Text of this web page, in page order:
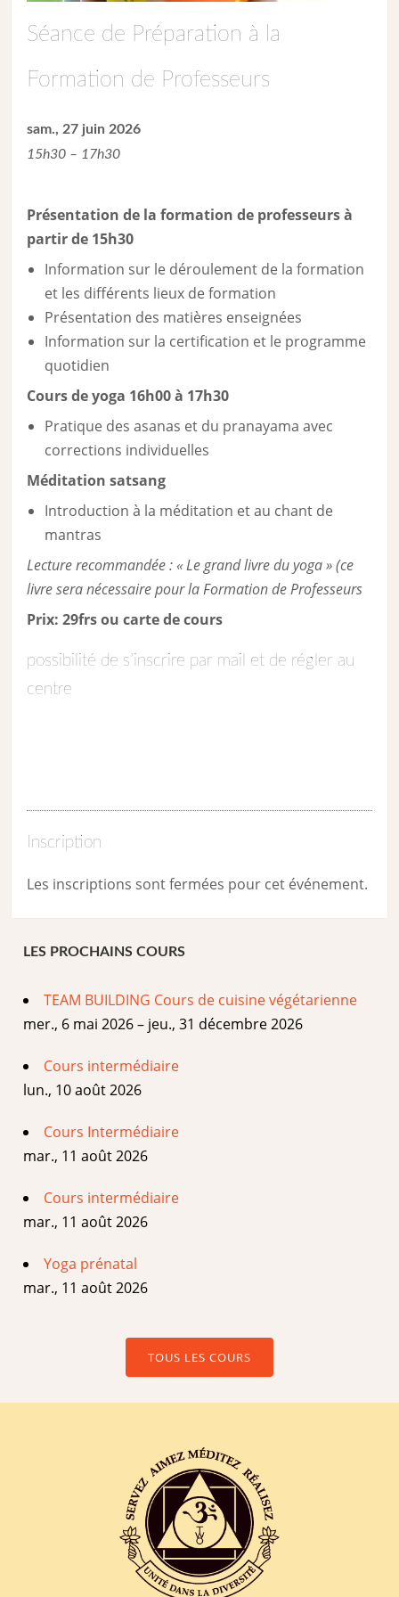
Séance de Préparation à la
Formation de Professeurs
sam., 27 juin 2026
15h30 – 17h30
Présentation de la formation de professeurs à
partir de 15h30
Information sur le déroulement de la formation
et les différents lieux de formation
Présentation des matières enseignées
Information sur la certification et le programme
quotidien
Cours de yoga 16h00 à 17h30
Pratique des asanas et du pranayama avec
corrections individuelles
Méditation satsang
Introduction à la méditation et au chant de
mantras
Lecture recommandée : « Le grand livre du yoga » (ce
livre sera nécessaire pour la Formation de Professeurs
Prix: 29frs ou carte de cours
possibilité de s’inscrire par mail et de régler au
centre
Inscription
Les inscriptions sont fermées pour cet événement.
LES PROCHAINS COURS
TEAM BUILDING Cours de cuisine végétarienne
mer., 6 mai 2026 – jeu., 31 décembre 2026
Cours intermédiaire
lun., 10 août 2026
Cours Intermédiaire
mar., 11 août 2026
Cours intermédiaire
mar., 11 août 2026
Yoga prénatal
mar., 11 août 2026
TOUS LES COURS